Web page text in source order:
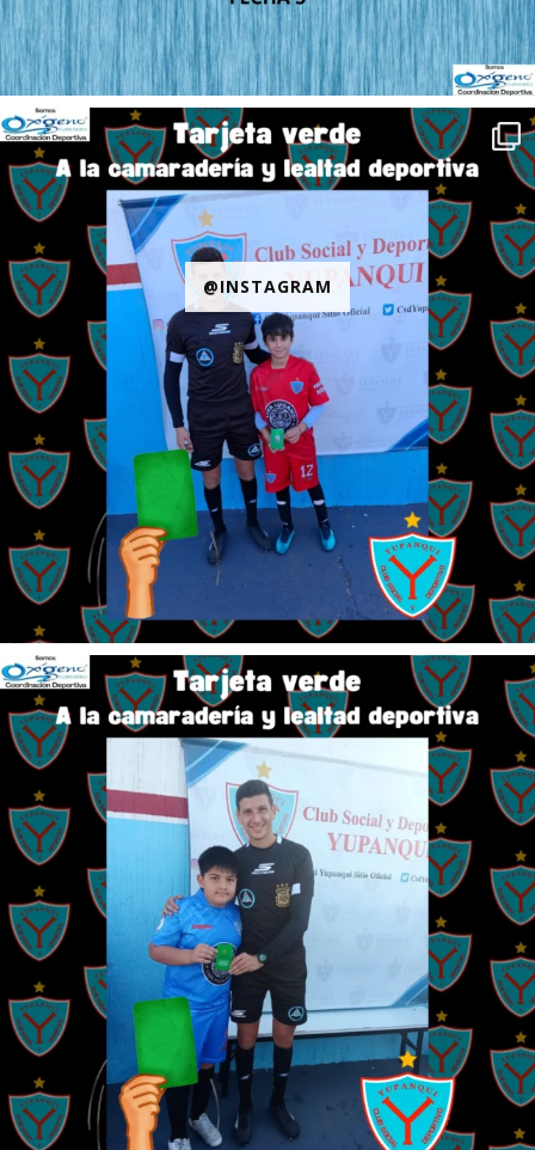
@INSTAGRAM